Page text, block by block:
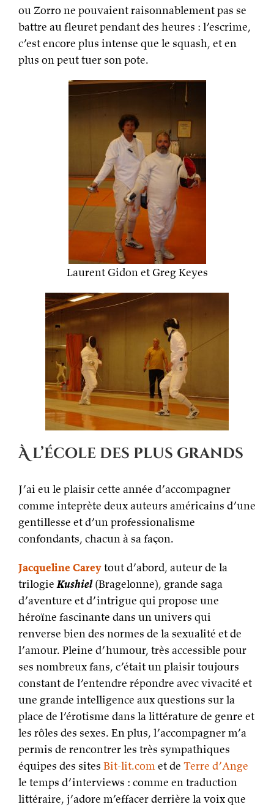
ou Zorro ne pouvaient raisonnablement pas se
battre au fleuret pendant des heures : l’escrime,
c’est encore plus intense que le squash, et en
plus on peut tuer son pote.
Laurent Gidon et Greg Keyes
À l’école des plus grands
J’ai eu le plaisir cette année d’accompagner
comme inteprète deux auteurs américains d’une
gentillesse et d’un professionalisme
confondants, chacun à sa façon.
Jacqueline Careytout d’abord, auteur de la
trilogieKushiel(Bragelonne), grande saga
d’aventure et d’intrigue qui propose une
héroïne fascinante dans un univers qui
renverse bien des normes de la sexualité et de
l’amour. Pleine d’humour, très accessible pour
ses nombreux fans, c’était un plaisir toujours
constant de l’entendre répondre avec vivacité et
une grande intelligence aux questions sur la
place de l’érotisme dans la littérature de genre et
les rôles des sexes. En plus, l’accompagner m’a
permis de rencontrer les très sympathiques
équipes des sites Bit-lit.comet de Terre d’Ange
le temps d’interviews : comme en traduction
littéraire, j’adore m’effacer derrière la voix que